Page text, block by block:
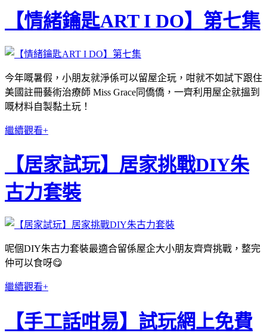
【情緒鑰匙ART I DO】第七集
今年嘅暑假，小朋友就淨係可以留屋企玩，咁就不如試下跟住
美國註冊藝術治療師 Miss Grace同僑僑，一齊利用屋企就搵到
嘅材料自製黏土玩！
繼續觀看+
【居家試玩】居家挑戰DIY朱
古力套裝
呢個DIY朱古力套裝最適合留係屋企大小朋友齊齊挑戰，整完
仲可以食呀😋
繼續觀看+
【手工話咁易】試玩網上免費